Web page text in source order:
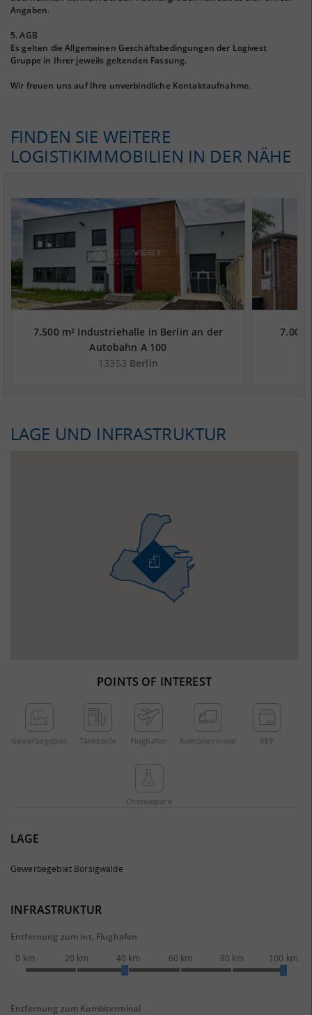
Angaben.
5. AGB
Es gelten die Allgemeinen Geschäftsbedingungen der Logivest
Gruppe in Ihrer jeweils geltenden Fassung.
Wir freuen uns auf Ihre unverbindliche Kontaktaufnahme.
FINDEN SIE WEITERE
LOGISTIKIMMOBILIEN IN DER NÄHE
7.500 m² Industriehalle in Berlin an der
Autobahn A 100
13353 Berlin
7.000
LAGE UND INFRASTRUKTUR
POINTS OF INTEREST
Gewerbe­gebiet Tankstelle Flughafen Kombi­terminal KEP
Chemie­park
LAGE
Gewerbegebiet Borsigwalde
INFRASTRUKTUR
Entfernung zum int. Flughafen
0 km
20 km 40 km 60 km 80 km 100 km
Entfernung zum Kombiterminal